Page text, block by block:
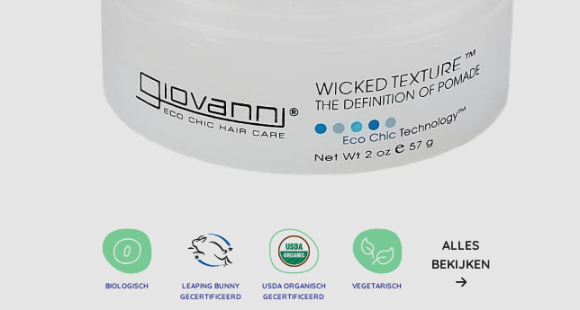
BIOLOGISCH
LEAPING BUNNY
GECERTIFICEERD
USDA ORGANISCH
GECERTIFICEERD
VEGETARISCH
ALLES
BEKIJKEN